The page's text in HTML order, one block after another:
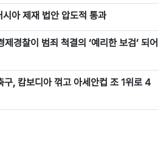
아 제재 법안 압도적 통과
경찰이 범죄 척결의 ‘예리한 보검’ 되어
구, 캄보디아 꺾고 아세안컵 조 1위로 4